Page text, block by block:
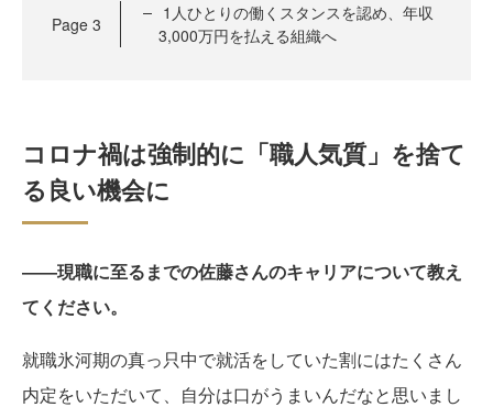
Page 3
1人ひとりの働くスタンスを認め、年収
3,000万円を払える組織へ
コロナ禍は強制的に「職人気質」を捨て
る良い機会に
――現職に至るまでの佐藤さんのキャリアについて教え
てください。
就職氷河期の真っ只中で就活をしていた割にはたくさん
内定をいただいて、自分は口がうまいんだなと思いまし